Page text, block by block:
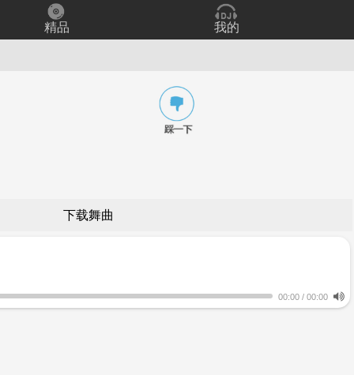
精品 我的
下载舞曲
00:00 / 00:00